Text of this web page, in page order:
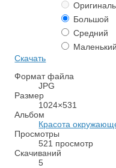
Большой
Средний
Маленький
Скачать
Формат файла
JPG
Размер
1024×531
Альбом
Красота
Просмотры
521 просмотр
Скачиваний
5